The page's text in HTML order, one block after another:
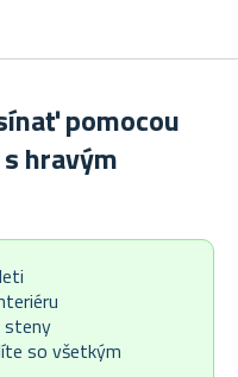
pomocou
hravým
steny
so všetkým